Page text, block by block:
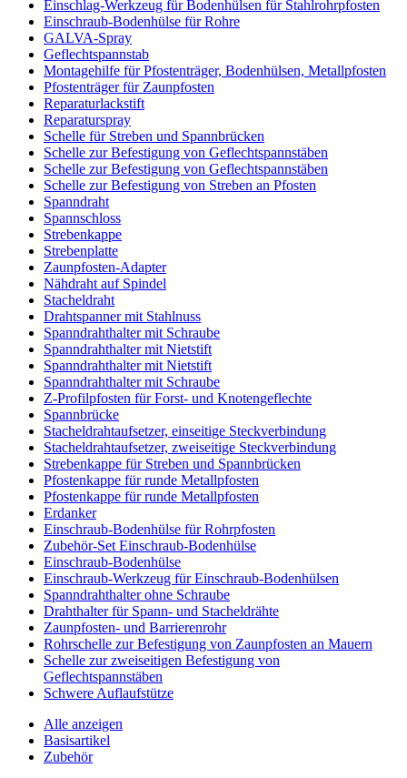
Einschlag-Werkzeug für Bodenhülsen für Stahlrohrpfosten
Einschraub-Bodenhülse für Rohre
GALVA-Spray
Geflechtspannstab
Montagehilfe für Pfostenträger, Bodenhülsen, Metallpfosten
Pfostenträger für Zaunpfosten
Reparaturlackstift
Reparaturspray
Schelle für Streben und Spannbrücken
Schelle zur Befestigung von Geflechtspannstäben
Schelle zur Befestigung von Geflechtspannstäben
Schelle zur Befestigung von Streben an Pfosten
Spanndraht
Spannschloss
Strebenkappe
Strebenplatte
Zaunpfosten-Adapter
Nähdraht auf Spindel
Stacheldraht
Drahtspanner mit Stahlnuss
Spanndrahthalter mit Schraube
Spanndrahthalter mit Nietstift
Spanndrahthalter mit Nietstift
Spanndrahthalter mit Schraube
Z-Profilpfosten für Forst- und Knotengeflechte
Spannbrücke
Stacheldrahtaufsetzer, einseitige Steckverbindung
Stacheldrahtaufsetzer, zweiseitige Steckverbindung
Strebenkappe für Streben und Spannbrücken
Pfostenkappe für runde Metallpfosten
Pfostenkappe für runde Metallpfosten
Erdanker
Einschraub-Bodenhülse für Rohrpfosten
Zubehör-Set Einschraub-Bodenhülse
Einschraub-Bodenhülse
Einschraub-Werkzeug für Einschraub-Bodenhülsen
Spanndrahthalter ohne Schraube
Drahthalter für Spann- und Stacheldrähte
Zaunpfosten- und Barrierenrohr
Rohrschelle zur Befestigung von Zaunpfosten an Mauern
Schelle zur zweiseitigen Befestigung von
Geflechtspannstäben
Schwere Auflaufstütze
Alle anzeigen
Basisartikel
Zubehör